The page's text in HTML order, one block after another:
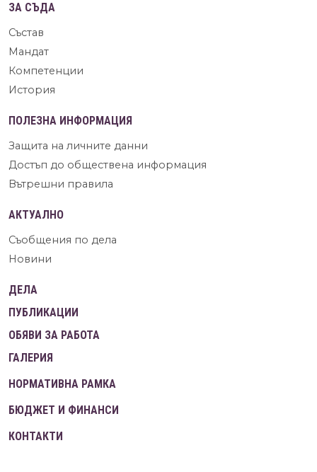
ЗА СЪДА
Състав
Мандат
Компетенции
История
ПОЛЕЗНА ИНФОРМАЦИЯ
Защита на личните данни
Достъп до обществена информация
Вътрешни правила
АКТУАЛНО
Съобщения по дела
Новини
ДЕЛА
ПУБЛИКАЦИИ
ОБЯВИ ЗА РАБОТА
ГАЛЕРИЯ
НОРМАТИВНА РАМКА
БЮДЖЕТ И ФИНАНСИ
КОНТАКТИ